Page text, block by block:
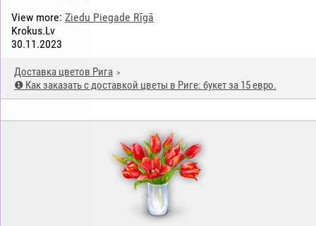
Доставка цветов Рига
❶ Как заказать с доставкой цветы в Риге: букет за 15 евро.
View more: Ziedu Piegade Rīgā
Krokus.Lv
30.11.2023